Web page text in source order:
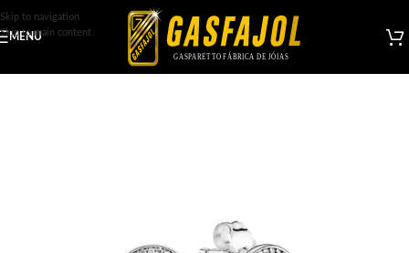
Skip to navigation
Skip to main content
MENU